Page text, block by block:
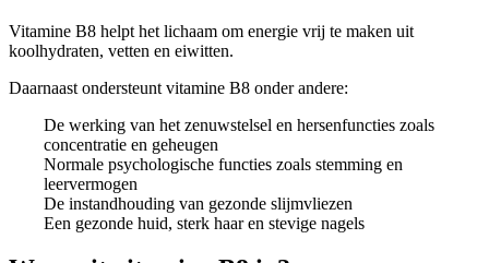
Vitamine B8 helpt het lichaam om energie vrij te maken uit
koolhydraten, vetten en eiwitten.
Daarnaast ondersteunt vitamine B8 onder andere:
De werking van het zenuwstelsel en hersenfuncties zoals
concentratie en geheugen
Normale psychologische functies zoals stemming en
leervermogen
De instandhouding van gezonde slijmvliezen
Een gezonde huid, sterk haar en stevige nagels